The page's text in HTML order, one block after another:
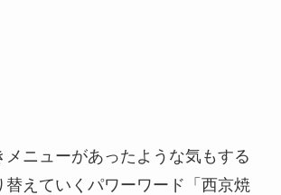
メニューがあったような気もする
替えていくパワーワード「西京焼